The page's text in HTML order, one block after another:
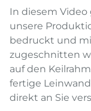
In diesem
unsere
bedruckt und
zugeschnitten
auf den
fertige
direkt an Sie